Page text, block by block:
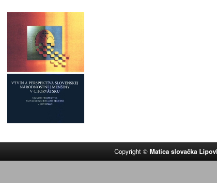
Copyright ©Matica slovačka